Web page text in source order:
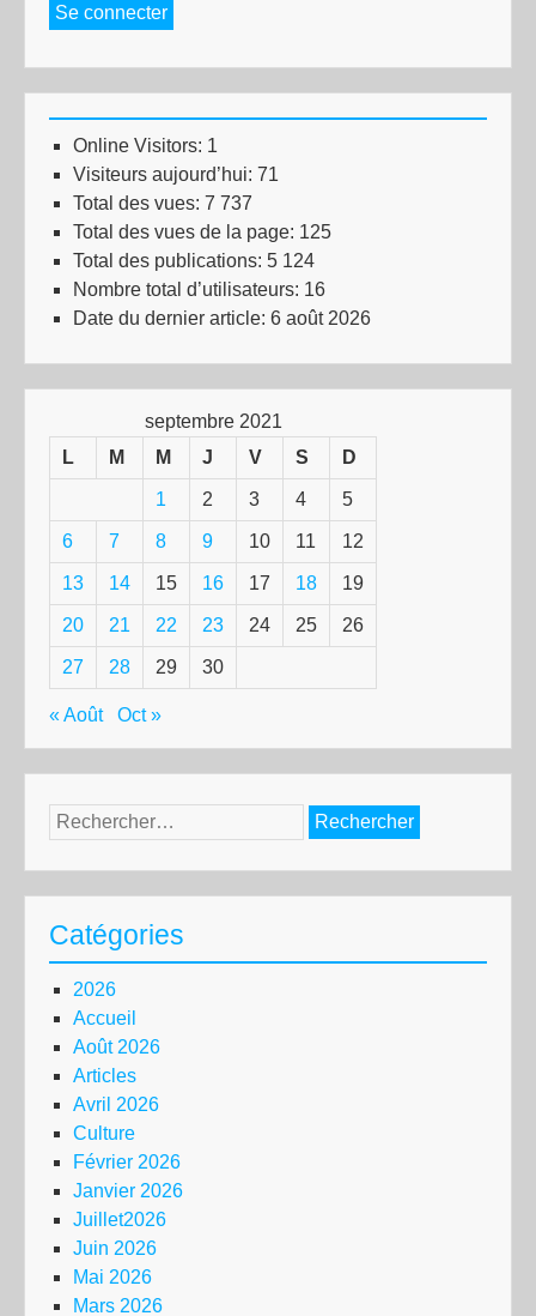
Se connecter
Online Visitors: 1
Visiteurs aujourd’hui: 71
Total des vues: 7 737
Total des vues de la page: 125
Total des publications: 5 124
Nombre total d’utilisateurs: 16
Date du dernier article: 6 août 2026
septembre 2021
L
M M J V S D
1 2 3 4 5
6 7 8 9 10 11 12
13 14 15 16 17 18 19
20 21 22 23 24 25 26
27 28 29 30
« Août Oct »
Rechercher :
Catégories
2026
Accueil
Août 2026
Articles
Avril 2026
Culture
Février 2026
Janvier 2026
Juillet2026
Juin 2026
Mai 2026
Mars 2026